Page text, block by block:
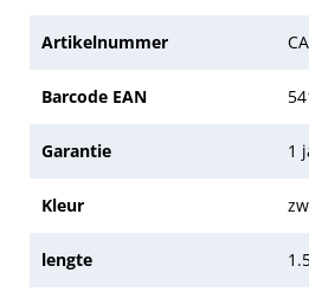
Artikelnummer
Barcode EAN
Garantie 1
Kleur
lengte